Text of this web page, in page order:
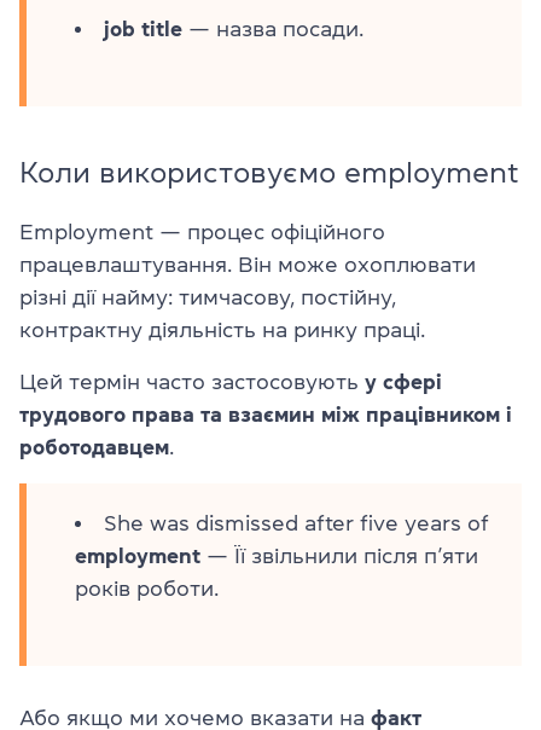
job title — назва посади.
Коли використовуємо employment
Employment — процес офіційного
працевлаштування. Він може охоплювати
різні дії найму: тимчасову, постійну,
контрактну діяльність на ринку праці.
Цей термін часто застосовують у сфері
трудового права та взаємин між працівником і
роботодавцем.
She was dismissed after five years of
employment — Її звільнили після п’яти
років роботи.
Або якщо ми хочемо вказати на факт